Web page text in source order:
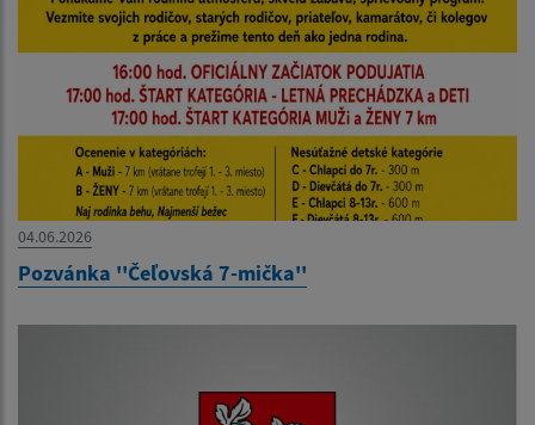
04.06.2026
Pozvánka ''Čeľovská 7-mička''